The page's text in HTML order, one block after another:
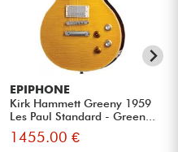
EPIPHONE
Kirk Hammett Greeny 1959
Les Paul Standard - Green...
1455.00 €